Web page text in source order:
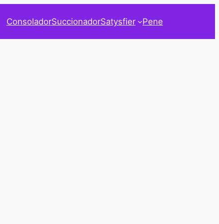
ConsoladorSuccionadorSatysfier Pene